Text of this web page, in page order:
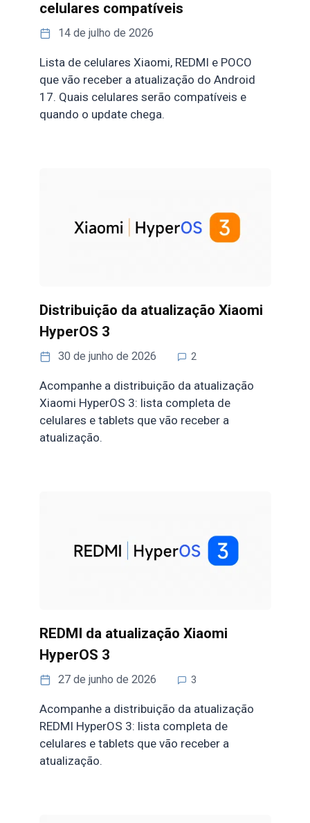
celulares compatíveis
14 de julho de 2026
Lista de celulares Xiaomi, REDMI e POCO
que vão receber a atualização do Android
17. Quais celulares serão compatíveis e
quando o update chega.
Distribuição da atualização Xiaomi
HyperOS 3
30 de junho de 2026 2
Acompanhe a distribuição da atualização
Xiaomi HyperOS 3: lista completa de
celulares e tablets que vão receber a
atualização.
REDMI da atualização Xiaomi
HyperOS 3
27 de junho de 2026 3
Acompanhe a distribuição da atualização
REDMI HyperOS 3: lista completa de
celulares e tablets que vão receber a
atualização.